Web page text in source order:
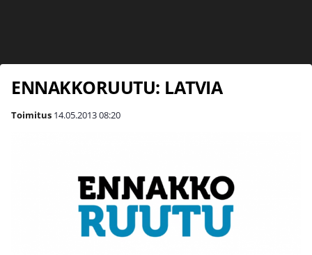
ENNAKKORUUTU: LATVIA
Toimitus 14.05.201308:20